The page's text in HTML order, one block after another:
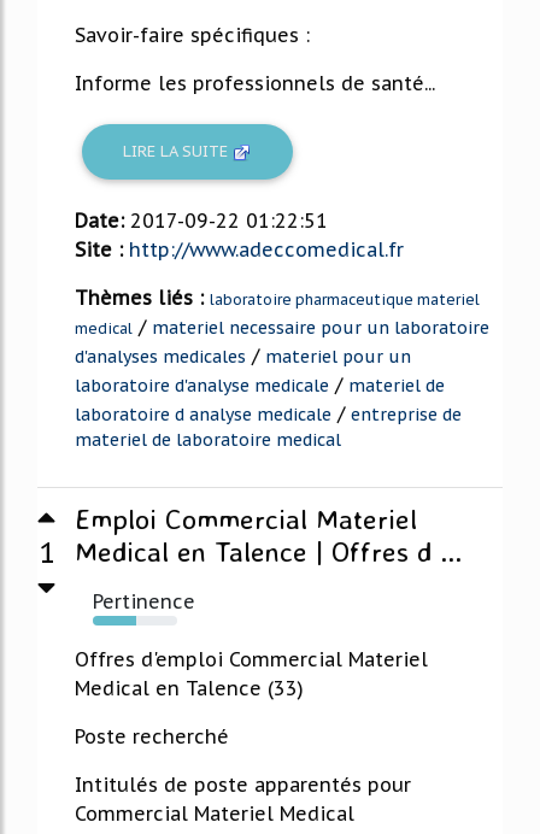
Savoir-faire spécifiques :
Informe les professionnels de santé...
LIRE LA SUITE
Date: 2017-09-22 01:22:51
Site : http://www.adeccomedical.fr
Thèmes liés : laboratoire pharmaceutique materiel
medical / materiel necessaire pour un laboratoire
d'analyses medicales / materiel pour un
laboratoire d'analyse medicale / materiel de
laboratoire d analyse medicale / entreprise de
materiel de laboratoire medical
1
Emploi Commercial Materiel
Medical en Talence | Offres d ...
Pertinence
51%
Offres d'emploi Commercial Materiel
Medical en Talence (33)
Poste recherché
Intitulés de poste apparentés pour
Commercial Materiel Medical